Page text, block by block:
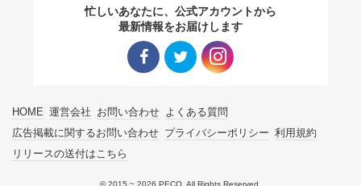
忙しいあなたに、公式アカウントから
最新情報をお届けします
HOME 運営会社 お問い合わせ よくある質問
広告掲載に関するお問い合わせ プライバシーポリシー 利用規約
リリースの送付はこちら
© 2015 ~ 2026 PECO. All Rights Reserved.